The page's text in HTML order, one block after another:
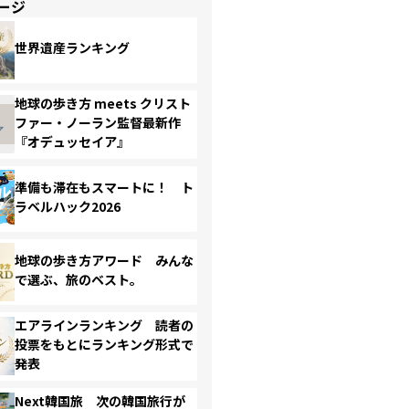
ジ
世界遺産ランキング
地球の歩き方 meets クリスト
ファー・ノーラン監督最新作
『オデュッセイア』
準備も滞在もスマートに！ ト
ラベルハック2026
地球の歩き方アワード みんな
で選ぶ、旅のベスト。
エアラインランキング 読者の
投票をもとにランキング形式で
発表
Next韓国旅 次の韓国旅行が